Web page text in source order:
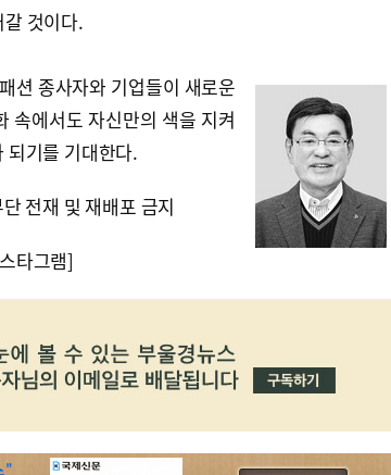
것이다.
션 종사자와 기업들이 새로운
속에서도 자신만의 색을 지켜
되기를 기대한다.
전재 및 재배포 금지
타그램]